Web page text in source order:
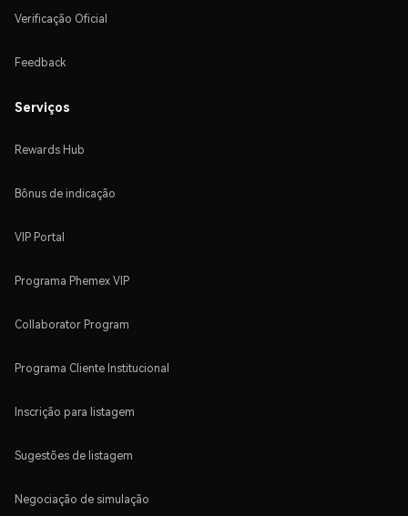
Verificação Oficial
Feedback
Serviços
Rewards Hub
Bônus de indicação
VIP Portal
Programa Phemex VIP
Collaborator Program
Programa Cliente Institucional
Inscrição para listagem
Sugestões de listagem
Negociação de simulação